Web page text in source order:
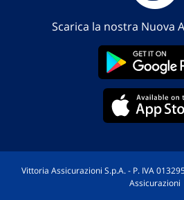
Scarica la nostra Nuova
Vittoria Assicurazioni S.p.A. - P. IVA
Assicurazioni